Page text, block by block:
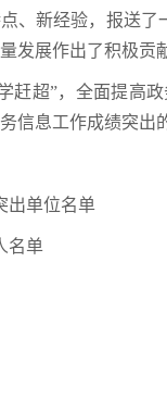
、新经验，报送
发展作出了积极贡
赶超”，全面提高
信息工作成绩突
出单位名单
名单